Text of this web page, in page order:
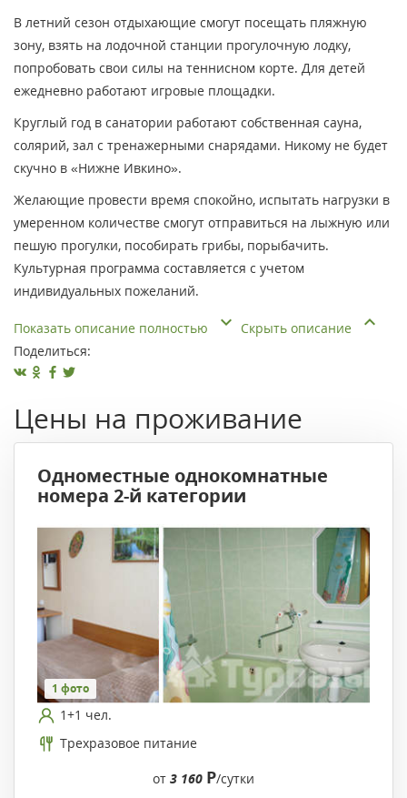
В летний сезон отдыхающие смогут посещать пляжную
зону, взять на лодочной станции прогулочную лодку,
попробовать свои силы на теннисном корте. Для детей
ежедневно работают игровые площадки.
Круглый год в санатории работают собственная сауна,
солярий, зал с тренажерными снарядами. Никому не будет
скучно в «Нижне Ивкино».
Желающие провести время спокойно, испытать нагрузки в
умеренном количестве смогут отправиться на лыжную или
пешую прогулки, пособирать грибы, порыбачить.
Культурная программа составляется с учетом
индивидуальных пожеланий.
Показать описание полностью
Скрыть описание
Поделиться:
Цены на проживание
Одноместные однокомнатные
номера 2-й категории
1 фото
1+1 чел.
Трехразовое питание
от 3 160 Р/сутки